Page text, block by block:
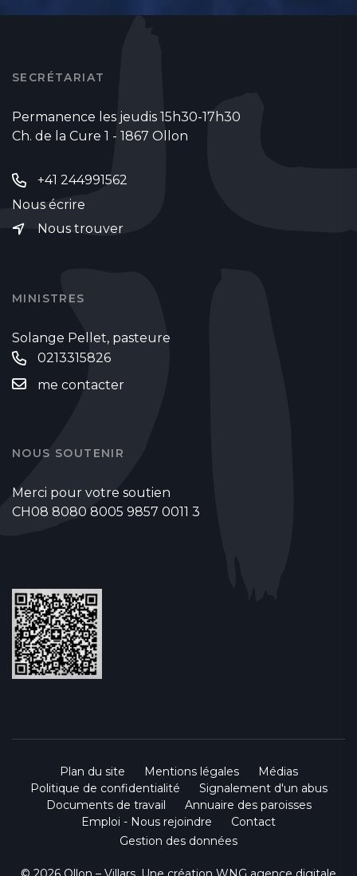
SECRÉTARIAT
Permanence les jeudis 15h30-17h30
Ch. de la Cure 1 - 1867 Ollon
+41 244991562
Nous écrire
Nous trouver
MINISTRES
Solange Pellet, pasteure
0213315826
me contacter
NOUS SOUTENIR
Merci pour votre soutien
CH08 8080 8005 9857 0011 3
Plan du site Mentions légales
Médias
Politique de confidentialité
Signalement d'un abus
Documents de travail
Annuaire des paroisses
Emploi - Nous rejoindre
Contact
Gestion des données